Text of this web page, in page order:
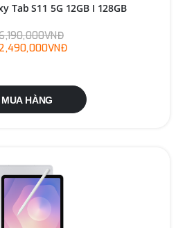
Tab S11 5G 12GB I 128GB
MUA HÀNG